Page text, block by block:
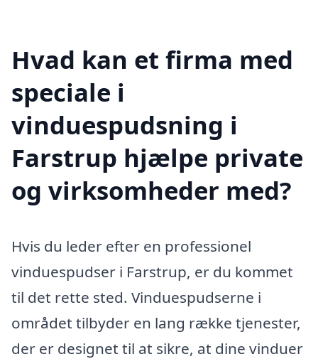
Hvad kan et firma med
speciale i
vinduespudsning i
Farstrup hjælpe private
og virksomheder med?
Hvis du leder efter en professionel
vinduespudser i Farstrup, er du kommet
til det rette sted. Vinduespudserne i
området tilbyder en lang række tjenester,
der er designet til at sikre, at dine vinduer